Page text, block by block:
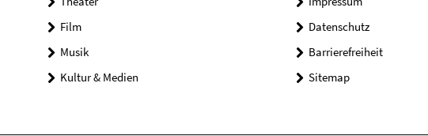
Film
Musik
Kultur & Medien
Datenschutz
Barrierefreiheit
Sitemap